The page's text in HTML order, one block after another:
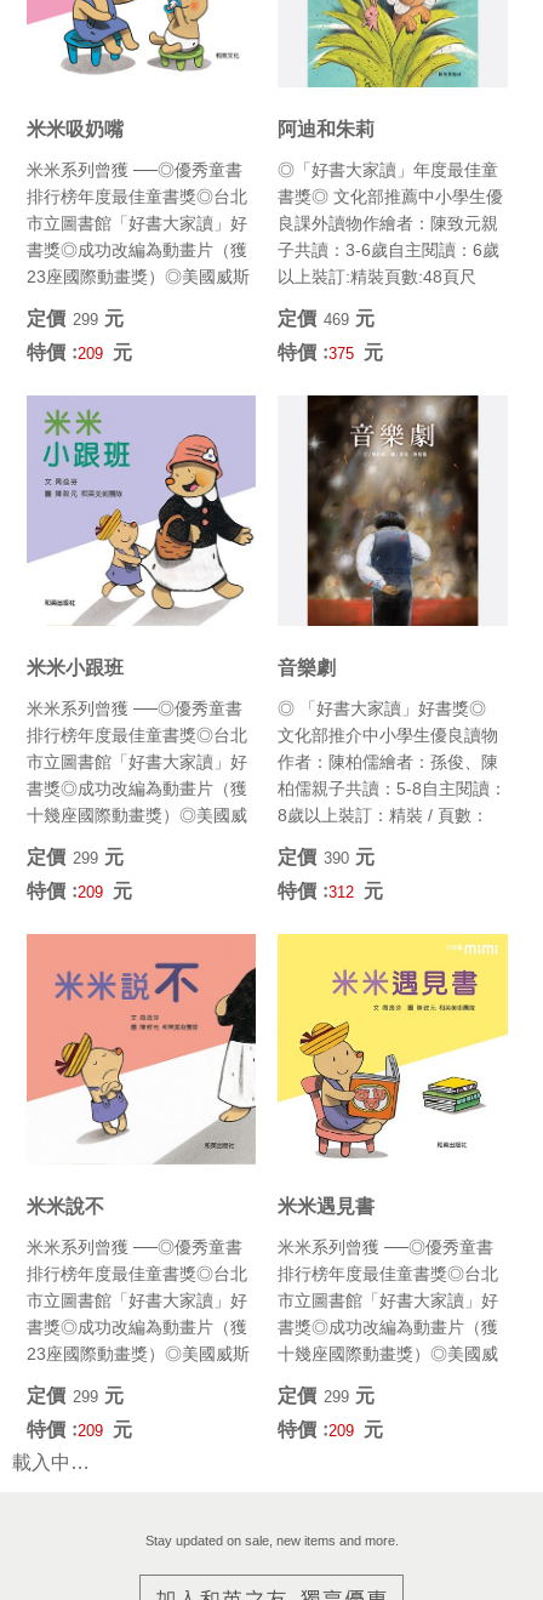
米米吸奶嘴
米米系列曾獲 ──◎優秀童書
排行榜年度最佳童書獎◎台北
市立圖書館「好書大家讀」好
書獎◎成功改編為動畫片（獲
23座國際動畫獎）◎美國威斯
定價﹕299 元
特價﹕209 元
阿迪和朱莉
◎「好書大家讀」年度最佳童
書獎◎ 文化部推薦中小學生優
良課外讀物作繪者：陳致元親
子共讀：3-6歲自主閱讀：6歲
以上裝訂:精裝頁數:48頁尺
定價﹕469 元
特價﹕375 元
米米小跟班
米米系列曾獲 ──◎優秀童書
排行榜年度最佳童書獎◎台北
市立圖書館「好書大家讀」好
書獎◎成功改編為動畫片（獲
十幾座國際動畫獎）◎美國威
定價﹕299 元
特價﹕209 元
音樂劇
◎ 「好書大家讀」好書獎◎
文化部推介中小學生優良讀物
作者：陳柏儒繪者：孫俊、陳
柏儒親子共讀：5-8自主閱讀：
8歲以上裝訂：精裝 / 頁數：
定價﹕390 元
特價﹕312 元
米米說不
米米系列曾獲 ──◎優秀童書
排行榜年度最佳童書獎◎台北
市立圖書館「好書大家讀」好
書獎◎成功改編為動畫片（獲
23座國際動畫獎）◎美國威斯
定價﹕299 元
特價﹕209 元
米米遇見書
米米系列曾獲 ──◎優秀童書
排行榜年度最佳童書獎◎台北
市立圖書館「好書大家讀」好
書獎◎成功改編為動畫片（獲
十幾座國際動畫獎）◎美國威
定價﹕299 元
特價﹕209 元
載入中…
Stay updated on sale, new items and more.